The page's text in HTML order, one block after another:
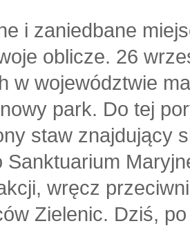
i zaniedbane
oblicze. 26
w województwie
park. Do tej
staw znajdujący
Sanktuarium
wręcz
Zielenic. Dziś,